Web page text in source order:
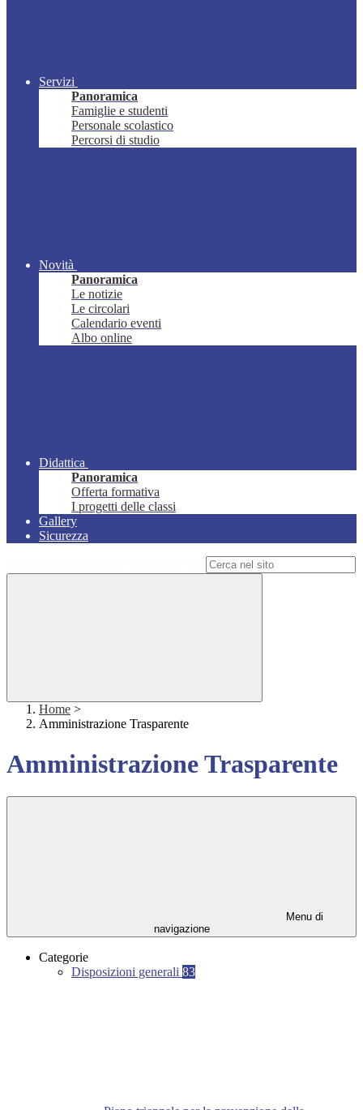
Servizi
Panoramica
Famiglie e studenti
Personale scolastico
Percorsi di studio
Novità
Panoramica
Le notizie
Le circolari
Calendario eventi
Albo online
Didattica
Panoramica
Offerta formativa
I progetti delle classi
Gallery
Sicurezza
Home >
Amministrazione Trasparente
Amministrazione Trasparente
Menu di
navigazione
Categorie
Disposizioni generali 83